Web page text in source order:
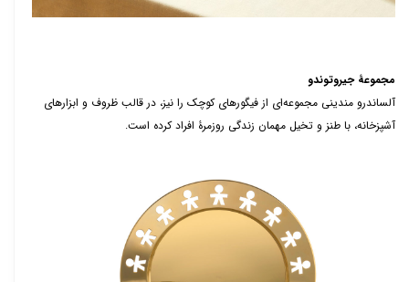
مجموعۀ جیروتوندو
آلساندرو مندینی مجموعه‌ای از فیگورهای کوچک را نیز، در قالب ظروف و ابزارهای
آشپزخانه، با طنز و تخیل مهمان زندگی روزمرۀ افراد کرده است.